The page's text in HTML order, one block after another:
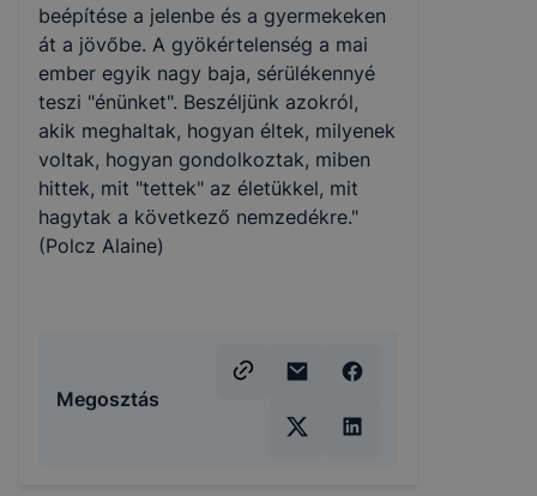
beépítése a jelenbe és a gyermekeken
át a jövőbe. A gyökértelenség a mai
ember egyik nagy baja, sérülékennyé
teszi "énünket". Beszéljünk azokról,
akik meghaltak, hogyan éltek, milyenek
voltak, hogyan gondolkoztak, miben
hittek, mit "tettek" az életükkel, mit
hagytak a következő nemzedékre."
(Polcz Alaine)
Megosztás